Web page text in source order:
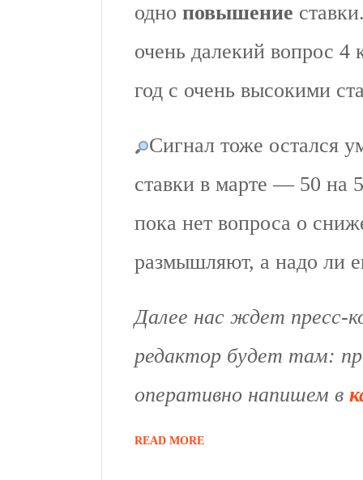
одно повышение
очень далекий вопрос 4
год с очень высокими
Сигнал тоже остался
ставки в марте — 50 на
пока нет вопроса о
размышляют, а надо ли
Далее нас ждет
редактор будет там:
оперативно напишем в
READ MORE